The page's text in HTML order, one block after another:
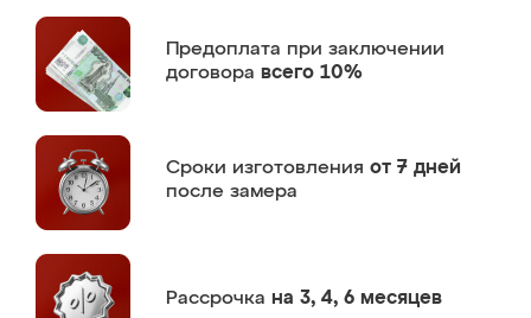
Предоплата при заключении
договора всего 10%
Сроки изготовления от 7 дней
после замера
Рассрочка на 3, 4, 6 месяцев